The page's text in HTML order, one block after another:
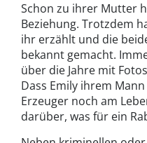
Schon zu ihrer Mutter
Beziehung. Trotzdem
ihr erzählt und die
bekannt gemacht.
über die Jahre mit
Dass Emily ihrem
Erzeuger noch am
darüber, was für ein